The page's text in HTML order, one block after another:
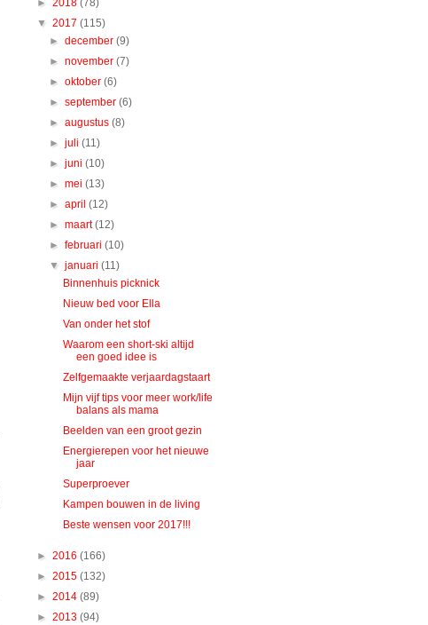
► 2018 (78)
▼ 2017 (115)
►december(9)
►november(7)
►oktober(6)
►september(6)
►augustus(8)
►juli(11)
►juni(10)
►mei(13)
►april(12)
►maart(12)
►februari(10)
▼januari(11)
Binnenhuis picknick
Nieuw bed voor Ella
Van onder het stof
Waarom een short-ski altijd
een goed idee is
Zelfgemaakte verjaardagstaart
Mijn vijf tips voor meer work/life
balans als mama
Beelden van een groot gezin
Energierepen voor het nieuwe
jaar
Superproever
Kampen bouwen in de living
Beste wensen voor 2017!!!
► 2016 (166)
► 2015 (132)
► 2014 (89)
► 2013 (94)